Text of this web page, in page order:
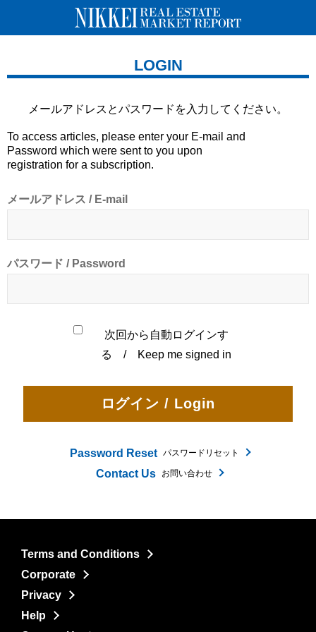
LOGIN
メールアドレスとパスワードを 入力してください。
To access articles, please enter your E-mail and
Password which were sent to you upon
registration for a subscription.
メールアドレス / E-mail
パスワード / Password
次回から自動ログインす
る / Keep me signed in
Password Reset パスワードリセット
Contact Us お問い合わせ
Terms and Conditions
Corporate
Privacy
Help